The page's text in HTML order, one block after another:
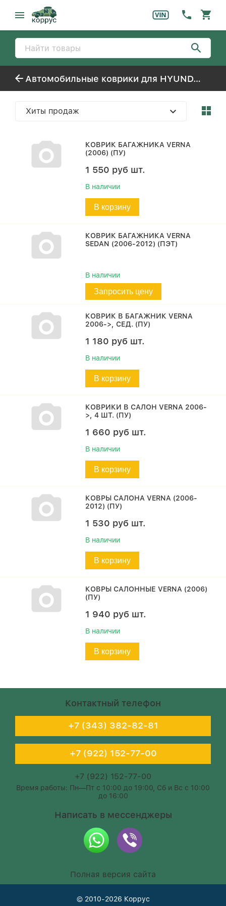
Автомобильные коврики для HYUNDAI VERNA
Хиты продаж
КОВРИК БАГАЖНИКА VERNA
(2006) (ПУ)
1 550 руб шт.
В наличии
В корзину
КОВРИК БАГАЖНИКА VERNA
SEDAN (2006-2012) (ПЭТ)
В наличии
Запросить цену
КОВРИК В БАГАЖНИК VERNA
2006->, СЕД. (ПУ)
1 180 руб шт.
В наличии
В корзину
КОВРИКИ В САЛОН VERNA 2006-
>, 4 ШТ. (ПУ)
1 660 руб шт.
В наличии
В корзину
КОВРЫ САЛОНА VERNA (2006-
2012) (ПУ)
1 530 руб шт.
В наличии
В корзину
КОВРЫ САЛОННЫЕ VERNA (2006)
(ПУ)
1 940 руб шт.
В наличии
В корзину
Контактный телефон
+7 (343) 382-82-81
+7 (922) 152-77-00
+7 (922) 152-77-00
Время работы: Пн—Пт с 10:00 до 19:00, Сб и Вс с 10:00
до 16:00
Написать в мессенджеры
Полная версия сайта
© 2010-2026 Коррус